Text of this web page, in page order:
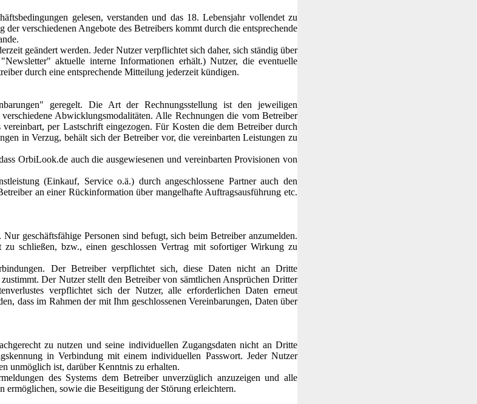
gelesen, verstanden und das 18. Lebensjahr vollendet zu
verschiedenen Angebote des Betreibers kommt durch die entsprechende
geändert werden. Jeder Nutzer verpflichtet sich daher, sich ständig über
aktuelle interne Informationen erhält.) Nutzer, die eventuelle
durch eine entsprechende Mitteilung jederzeit kündigen.
geregelt. Die Art der Rechnungsstellung ist den jeweiligen
Abwicklungsmodalitäten. Alle Rechnungen die vom Betreiber
per Lastschrift eingezogen. Für Kosten die dem Betreiber durch
in Verzug, behält sich der Betreiber vor, die vereinbarten Leistungen zu
OrbiLook.de auch die ausgewiesenen und vereinbarten Provisionen von
(Einkauf, Service o.ä.) durch angeschlossene Partner auch den
an einer Rückinformation über mangelhafte Auftragsausführung etc.
geschäftsfähige Personen sind befugt, sich beim Betreiber anzumelden.
schließen, bzw., einen geschlossen Vertrag mit sofortiger Wirkung zu
Der Betreiber verpflichtet sich, diese Daten nicht an Dritte
Der Nutzer stellt den Betreiber von sämtlichen Ansprüchen Dritter
verpflichtet sich der Nutzer, alle erforderlichen Daten erneut
dass im Rahmen der mit Ihm geschlossenen Vereinbarungen, Daten über
zu nutzen und seine individuellen Zugangsdaten nicht an Dritte
in Verbindung mit einem individuellen Passwort. Jeder Nutzer
unmöglich ist, darüber Kenntnis zu erhalten.
des Systems dem Betreiber unverzüglich anzuzeigen und alle
ermöglichen, sowie die Beseitigung der Störung erleichtern.